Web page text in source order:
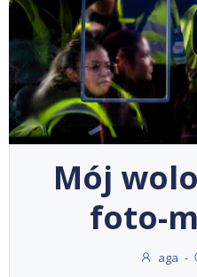
Mój
foto-
aga -